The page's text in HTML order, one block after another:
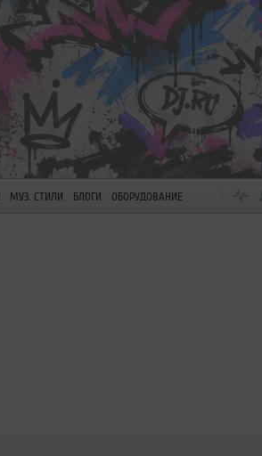
МУЗ. СТИЛИ БЛОГИ ОБОРУДОВАНИЕ